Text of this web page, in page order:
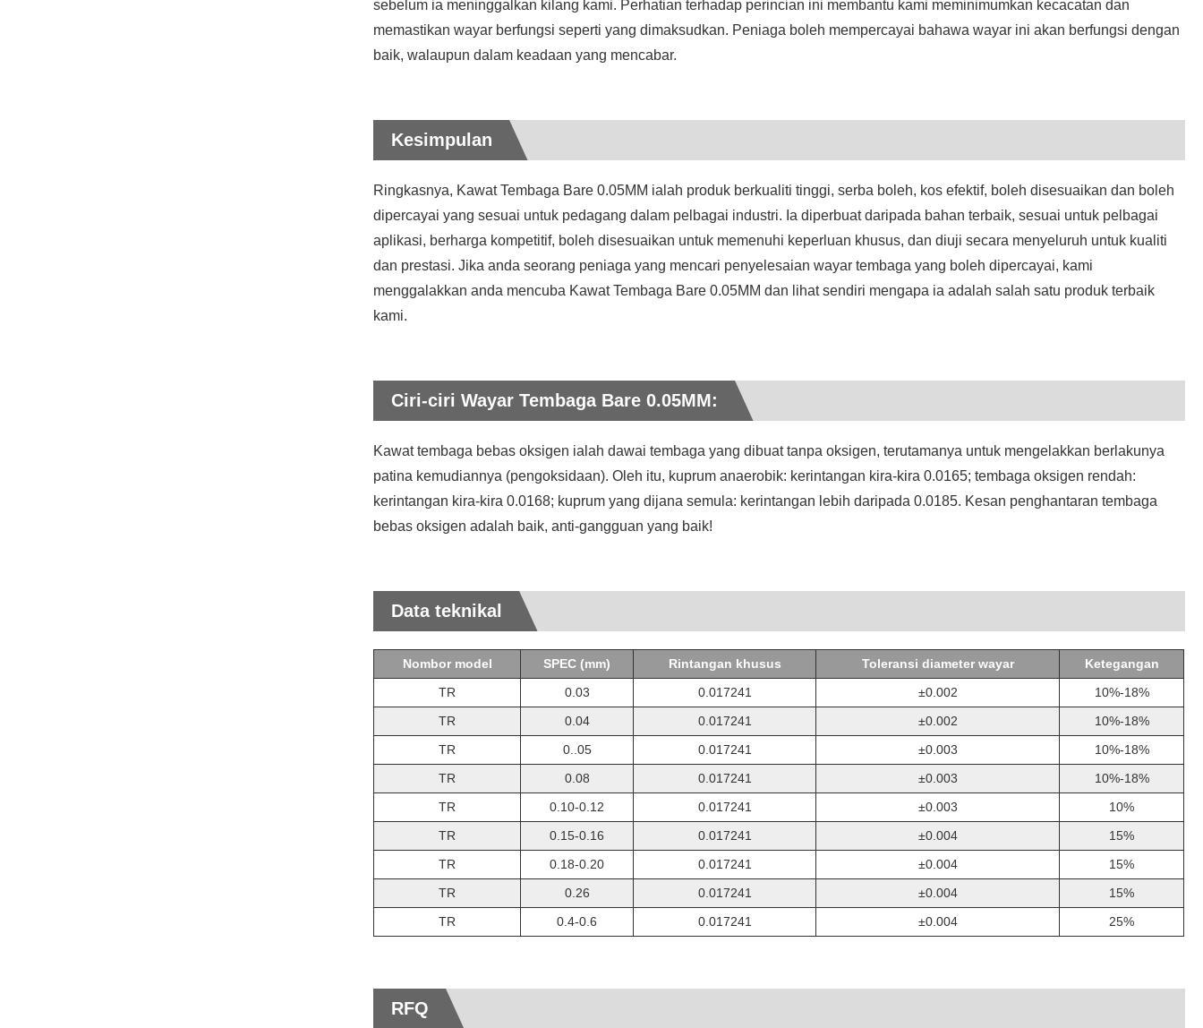
sebelum ia meninggalkan kilang kami. Perhatian terhadap perincian ini membantu kami meminimumkan kecacatan dan
memastikan wayar berfungsi seperti yang dimaksudkan. Peniaga boleh mempercayai bahawa wayar ini akan berfungsi dengan
baik, walaupun dalam keadaan yang mencabar.
Kesimpulan
Ringkasnya, Kawat Tembaga Bare 0.05MM ialah produk berkualiti tinggi, serba boleh, kos efektif, boleh disesuaikan dan boleh
dipercayai yang sesuai untuk pedagang dalam pelbagai industri. Ia diperbuat daripada bahan terbaik, sesuai untuk pelbagai
aplikasi, berharga kompetitif, boleh disesuaikan untuk memenuhi keperluan khusus, dan diuji secara menyeluruh untuk kualiti
dan prestasi. Jika anda seorang peniaga yang mencari penyelesaian wayar tembaga yang boleh dipercayai, kami
menggalakkan anda mencuba Kawat Tembaga Bare 0.05MM dan lihat sendiri mengapa ia adalah salah satu produk terbaik
kami.
Ciri-ciri Wayar Tembaga Bare 0.05MM:
Kawat tembaga bebas oksigen ialah dawai tembaga yang dibuat tanpa oksigen, terutamanya untuk mengelakkan berlakunya
patina kemudiannya (pengoksidaan). Oleh itu, kuprum anaerobik: kerintangan kira-kira 0.0165; tembaga oksigen rendah:
kerintangan kira-kira 0.0168; kuprum yang dijana semula: kerintangan lebih daripada 0.0185. Kesan penghantaran tembaga
bebas oksigen adalah baik, anti-gangguan yang baik!
Data teknikal
Nombor model SPEC (mm) Rintangan khusus Toleransi diameter wayar
Ketegangan
TR
0.03 0.017241 ±0.002
10%-18%
TR
0.04 0.017241 ±0.002
10%-18%
TR
0..05 0.017241 ±0.003
10%-18%
TR
0.08 0.017241 ±0.003
10%-18%
TR
0.10-0.12 0.017241 ±0.003
10%
TR
0.15-0.16 0.017241 ±0.004
15%
TR
0.18-0.20 0.017241 ±0.004
15%
TR
0.26 0.017241 ±0.004
15%
TR
0.4-0.6 0.017241 ±0.004 25%
RFQ